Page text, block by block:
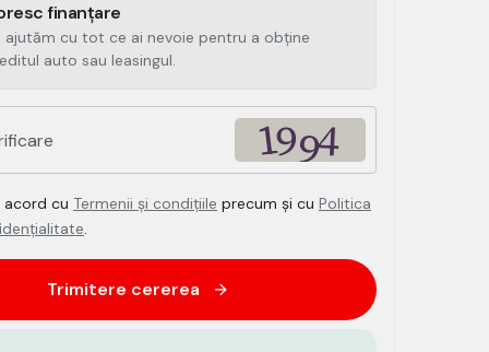
finanțare
ajutăm cu tot ce ai nevoie pentru a obține
auto sau leasingul.
acord cu Termenii și condițiile precum și cu Politica
.
Trimitere cererea